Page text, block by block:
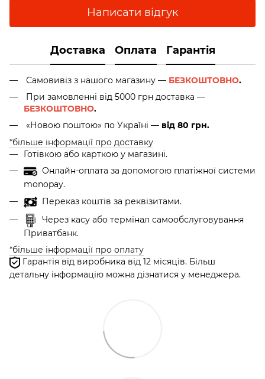
Написати відгук
Доставка Оплата Гарантія
Самовивіз з нашого магазину — БЕЗКОШТОВНО.
При замовленні від 5000 грн доставка —
БЕЗКОШТОВНО.
«Новою поштою» по Україні — від 80 грн.
*більше інформації про доставку
Готівкою або карткою у магазині.
Онлайн-оплата за допомогою платіжної системи
monopay.
Переказ коштів за реквізитами.
Через касу або термінал самообслуговування
Приватбанк.
*більше інформації про оплату
Гарантія від виробника від 12 місяців. Більш
детальну інформацію можна дізнатися у менеджера.